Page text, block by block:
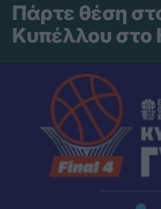
Πάρτε θέση
Κυπέλλου στο